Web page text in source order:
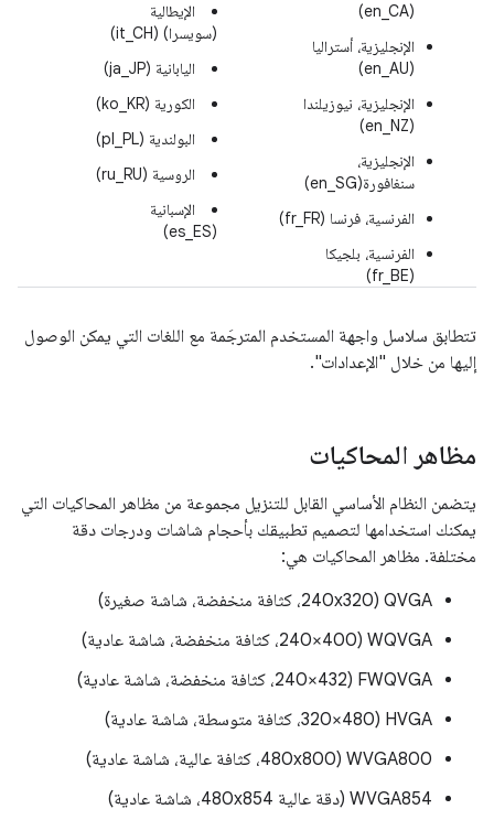
(en_CA)
الإنجليزية، أستراليا
(en_AU)
الإنجليزية، نيوزيلندا
(en_NZ)
الإنجليزية،
سنغافورة(en_SG)
الفرنسية، فرنسا (fr_FR)
الفرنسية، بلجيكا
(fr_BE)
الإيطالية
(سويسرا) (it_CH)
اليابانية (ja_JP)
الكورية (ko_KR)
البولندية (pl_PL)
الروسية (ru_RU)
الإسبانية
(es_ES)
تتطابق سلاسل واجهة المستخدم المترجَمة مع اللغات التي يمكن الوصول
إليها من خلال "الإعدادات".
مظاهر المحاكيات
يتضمن النظام الأساسي القابل للتنزيل مجموعة من مظاهر المحاكيات التي
يمكنك استخدامها لتصميم تطبيقك بأحجام شاشات ودرجات دقة
مختلفة. مظاهر المحاكيات هي:
QVGA (240x320، كثافة منخفضة، شاشة صغيرة)
WQVGA (240×400، كثافة منخفضة، شاشة عادية)
FWQVGA (240×432، كثافة منخفضة، شاشة عادية)
HVGA (‎320×480، كثافة متوسطة، شاشة عادية)
‫WVGA800 (‎480x800، كثافة عالية، شاشة عادية)
WVGA854 (دقة عالية 480x854، شاشة عادية)